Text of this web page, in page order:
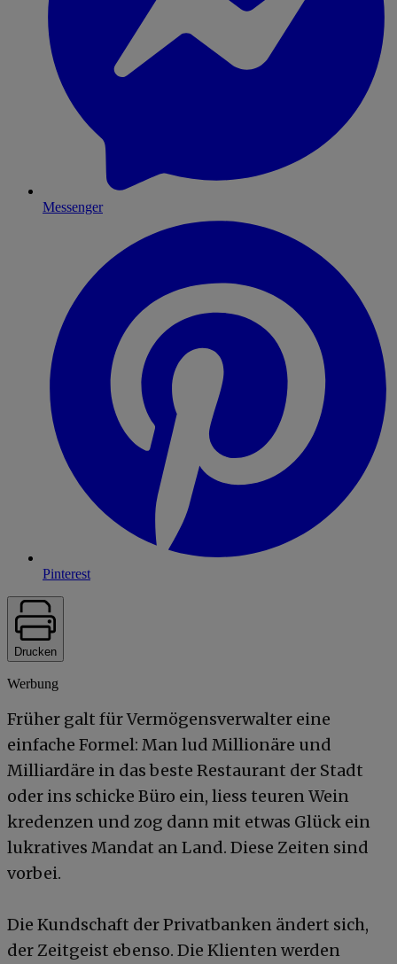
Messenger
Pinterest
Drucken
Werbung
Früher galt für Vermögensverwalter eine
einfache Formel: Man lud Millionäre und
Milliardäre in das beste Restaurant der Stadt
oder ins schicke Büro ein, liess teuren Wein
kredenzen und zog dann mit etwas Glück ein
lukratives Mandat an Land. Diese Zeiten sind
vorbei.
Die Kundschaft der Privatbanken ändert sich,
der Zeitgeist ebenso. Die Klienten werden